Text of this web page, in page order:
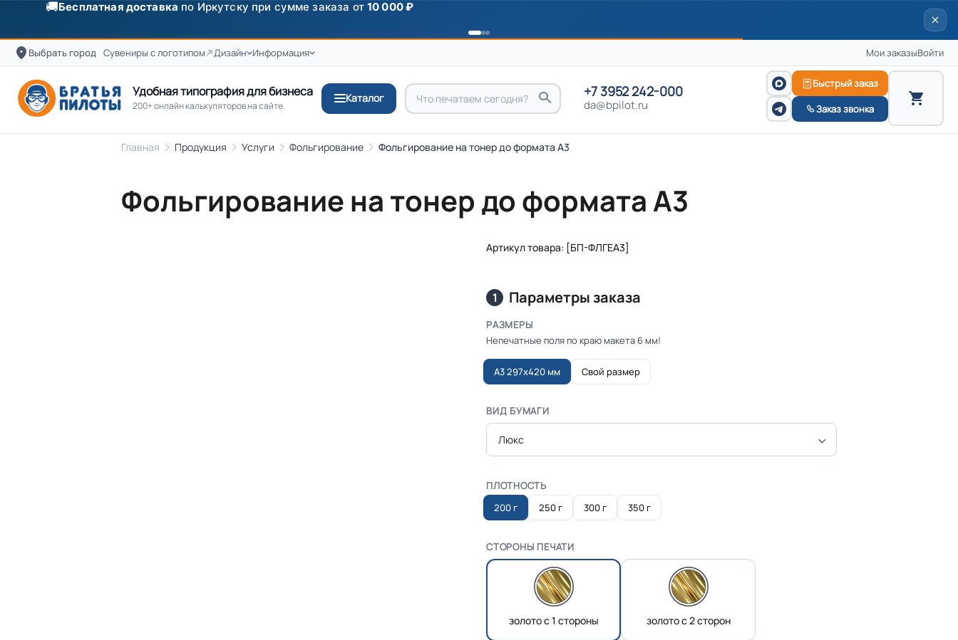
🚚Бесплатная доставка по Иркутску при сумме заказа от 10 000 ₽
Выбрать город Сувениры с логотипом Дизайн Информация Мои заказыВойти
Удобная типография для бизнеса
200+ онлайн калькуляторов на сайте.
Каталог +7 3952 242-000
da@bpilot.ru
Быстрый заказ
Заказ звонка
Главная Продукция Услуги Фольгирование Фольгирование на тонер до формата А3
Фольгирование на тонер до формата А3
Артикул товара: [БП-ФЛГЕА3]
1 Параметры заказа
РАЗМЕРЫ
Непечатные поля по краю макета 6 мм!
А3 297х420 мм Свой размер
ВИД БУМАГИ
Люкс
ПЛОТНОСТЬ
200 г
250 г 300 г 350 г
СТОРОНЫ ПЕЧАТИ
золото с 1 стороны золото с 2 сторон